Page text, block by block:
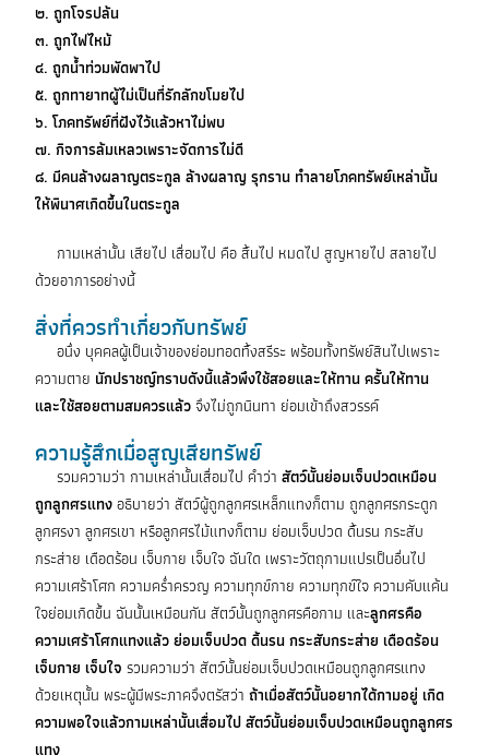
๒. ถูกโจรปล้น
๓. ถูกไฟไหม้
๔. ถูกน้ำท่วมพัดพาไป
๕. ถูกทายาทผู้ไม่เป็นที่รักลักขโมยไป
๖. โภคทรัพย์ที่ฝังไว้แล้วหาไม่พบ
๗. กิจการล้มเหลวเพราะจัดการไม่ดี
๘. มีคนล้างผลาญตระกูล ล้างผลาญ รุกราน ทำลายโภคทรัพย์เหล่านั้น
ให้พินาศเกิดขึ้นในตระกูล
กามเหล่านั้น เสียไป เสื่อมไป คือ สิ้นไป หมดไป สูญหายไป สลายไป
ด้วยอาการอย่างนี้
สิ่งที่ควรทำเกี่ยวกับทรัพย์
อนึ่ง บุคคลผู้เป็นเจ้าของย่อมทอดทิ้งสรีระ พร้อมทั้งทรัพย์สินไปเพราะ
ความตาย นักปราชญ์ทราบดังนี้แล้วพึงใช้สอยและให้ทาน ครั้นให้ทาน
และใช้สอยตามสมควรแล้ว จึงไม่ถูกนินทา ย่อมเข้าถึงสวรรค์
ความรู้สึกเมื่อสูญเสียทรัพย์
รวมความว่า กามเหล่านั้นเสื่อมไป คำว่าสัตว์นั้นย่อมเจ็บปวดเหมือน
ถูกลูกศรแทงอธิบายว่า สัตว์ผู้ถูกลูกศรเหล็กแทงก็ตาม ถูกลูกศรกระดูก
ลูกศรงา ลูกศรเขา หรือลูกศรไม้แทงก็ตาม ย่อมเจ็บปวด ดิ้นรน กระสับ
กระส่าย เดือดร้อน เจ็บกาย เจ็บใจ ฉันใด เพราะวัตถุกามแปรเป็นอื่นไป
ความเศร้าโศก ความคร่ำครวญ ความทุกข์กาย ความทุกข์ใจ ความคับแค้น
ใจย่อมเกิดขึ้น ฉันนั้นเหมือนกัน สัตว์นั้นถูกลูกศรคือกาม และลูกศรคือ
ความเศร้าโศกแทงแล้ว ย่อมเจ็บปวด ดิ้นรน กระสับกระส่าย เดือดร้อน
เจ็บกาย เจ็บใจ รวมความว่า สัตว์นั้นย่อมเจ็บปวดเหมือนถูกลูกศรแทง
ด้วยเหตุนั้น พระผู้มีพระภาคจึงตรัสว่าถ้าเมื่อสัตว์นั้นอยากได้กามอยู่ เกิด
ความพอใจแล้วกามเหล่านั้นเสื่อมไป สัตว์นั้นย่อมเจ็บปวดเหมือนถูกลูกศร
แทง